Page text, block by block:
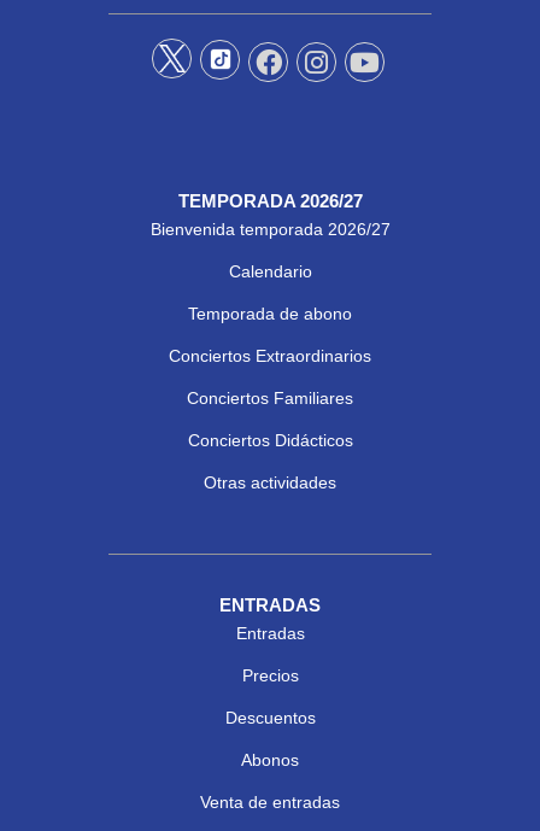
TEMPORADA 2026/27
Bienvenida temporada 2026/27
Calendario
Temporada de abono
Conciertos Extraordinarios
Conciertos Familiares
Conciertos Didácticos
Otras actividades
ENTRADAS
Entradas
Precios
Descuentos
Abonos
Venta de entradas